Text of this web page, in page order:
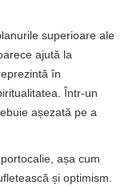
superioare ale
ajută la
în
Într-un
așezată pe a
așa cum
și optimism.